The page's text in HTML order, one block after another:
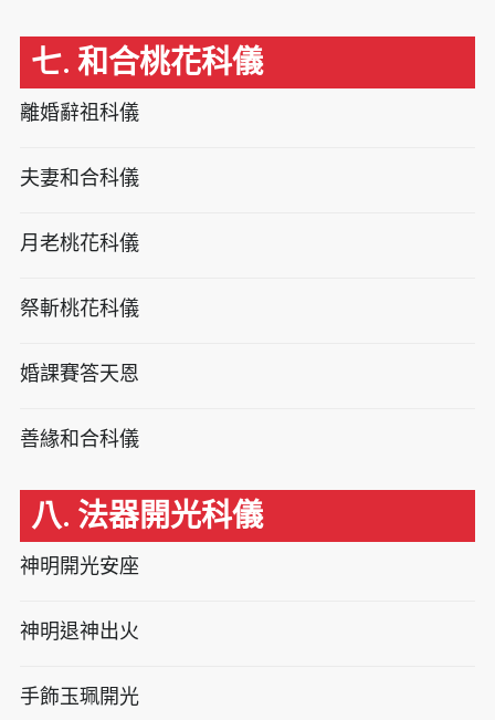
七. 和合桃花科儀
離婚辭祖科儀
夫妻和合科儀
月老桃花科儀
祭斬桃花科儀
婚課賽答天恩
善緣和合科儀
八. 法器開光科儀
神明開光安座
神明退神出火
手飾玉珮開光